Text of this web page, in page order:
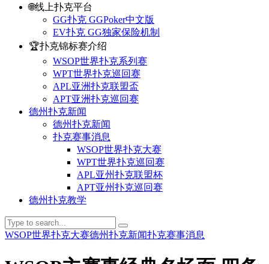
🌐线上扑克平台
GG扑克 GGPoker中文版
EV扑克 GG独家保险机制
🏆扑克锦标赛介绍
WSOP世界扑克系列赛
WPT世界扑克巡回赛
APL亚洲扑克联盟盃
APT亚洲扑克巡回赛
德州扑克新闻
德州扑克新闻
扑克赛事消息
WSOP世界扑克大赛
WPT世界扑克巡回赛
APL亚州扑克联盟杯
APT亚州扑克巡回赛
德州扑克教学
WSOP世界扑克大赛德州扑克新闻扑克赛事消息